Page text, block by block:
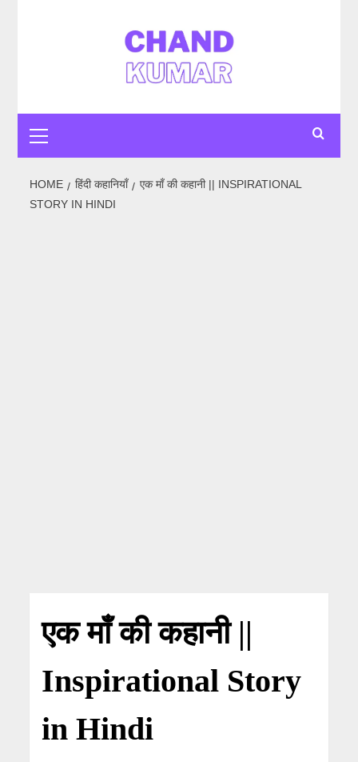
Menu
HOME हिंदी कहानियाँ
एक माँ की कहानी || INSPIRATIONAL
STORY IN HINDI
एक माँ की कहानी ||
Inspirational Story
in Hindi